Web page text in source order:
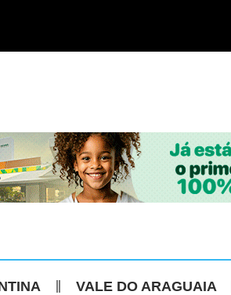
VALE DO ARAGUAIA